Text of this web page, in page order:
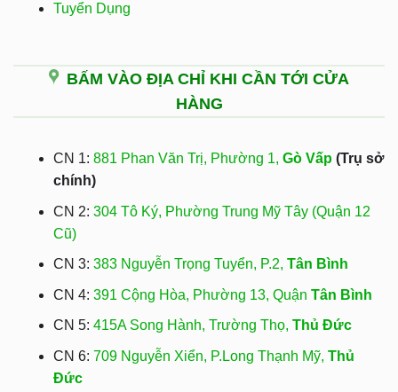
Tuyển Dụng
BẤM VÀO ĐỊA CHỈ KHI CẦN TỚI CỬA
HÀNG
CN 1: 881 Phan Văn Trị, Phường 1, Gò Vấp (Trụ sở
chính)
CN 2: 304 Tô Ký, Phường Trung Mỹ Tây (Quận 12
Cũ)
CN 3: 383 Nguyễn Trọng Tuyển, P.2, Tân Bình
CN 4: 391 Cộng Hòa, Phường 13, Quận Tân Bình
CN 5: 415A Song Hành, Trường Thọ, Thủ Đức
CN 6: 709 Nguyễn Xiển, P.Long Thạnh Mỹ, Thủ
Đức